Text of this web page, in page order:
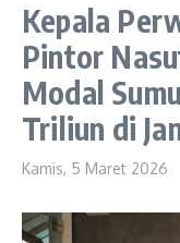
Kepala
Pintor
Modal
Triliun di
Kamis, 5 Maret 2026